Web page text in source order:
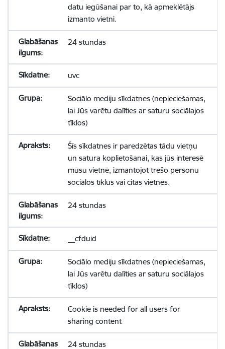
datu iegūšanai par to, kā apmeklētājs
izmanto vietni.
24 stundas
uvc
Sociālo mediju sīkdatnes (nepieciešamas,
lai Jūs varētu dalīties ar saturu sociālajos
tīklos)
Šīs sīkdatnes ir paredzētas tādu vietņu
un satura koplietošanai, kas jūs interesē
mūsu vietnē, izmantojot trešo personu
sociālos tīklus vai citas vietnes.
24 stundas
__cfduid
Sociālo mediju sīkdatnes (nepieciešamas,
lai Jūs varētu dalīties ar saturu sociālajos
tīklos)
Cookie is needed for all users for
sharing content
24 stundas